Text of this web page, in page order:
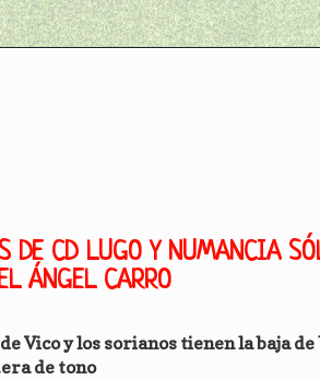
DE CD LUGO Y NUMANCIA
ÁNGEL CARRO
Vico y los sorianos tienen la baja de
de tono